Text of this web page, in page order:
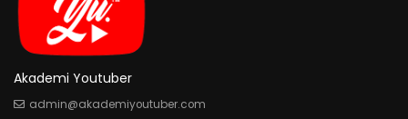
Akademi Youtuber
admin@akademiyoutuber.com